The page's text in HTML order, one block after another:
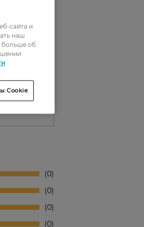
0
0
0
0
сайта и
наш
больше об
Cookie